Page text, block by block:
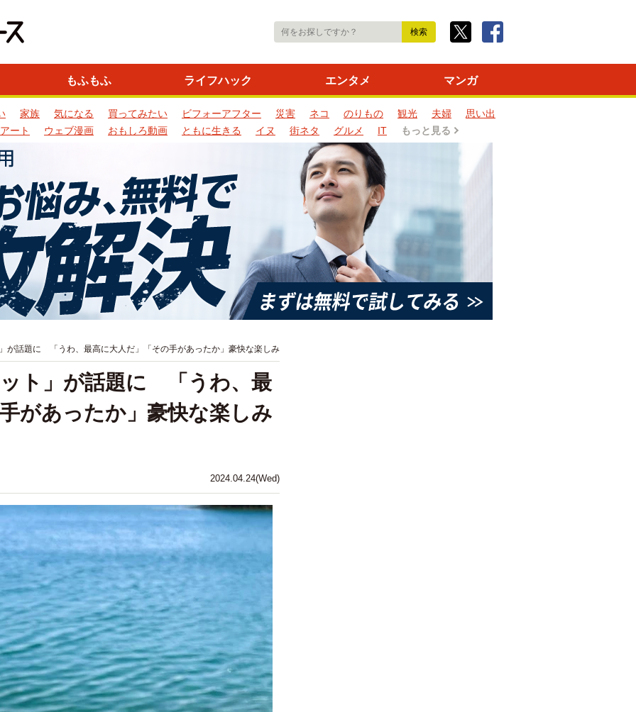
もふもふ ライフハック エンタメ マンガ
家族 気になる 買ってみたい ビフォーアフター 災害 ネコ のりもの 観光 夫婦
思い出
アート
ウェブ漫画 おもしろ動画 ともに生きる イヌ 街ネタ グルメ IT もっと見る
が話題に 「うわ、最高に大人だ」「その手があったか」豪快な楽しみ
2024.04.24(Wed)
ト」が話題に 「うわ、最
があったか」豪快な楽しみ